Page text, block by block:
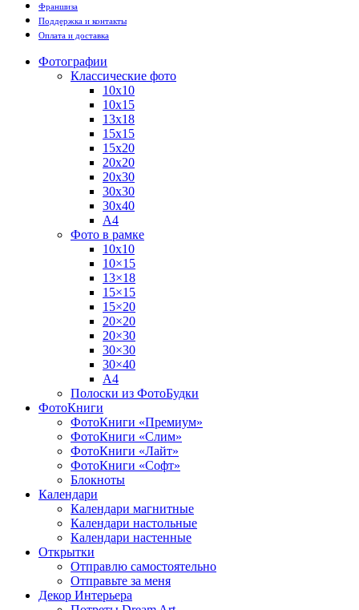
Франшиза
Поддержка и контакты
Оплата и доставка
Фотографии
Классические фото
10х10
10х15
13х18
15х15
15х20
20х20
20х30
30х30
30х40
А4
Фото в рамке
10х10
10×15
13×18
15×15
15×20
20×20
20×30
30×30
30×40
A4
Полоски из ФотоБудки
ФотоКниги
ФотоКниги «Премиум»
ФотоКниги «Слим»
ФотоКниги «Лайт»
ФотоКниги «Софт»
Блокноты
Календари
Календари магнитные
Календари настольные
Календари настенные
Открытки
Отправлю самостоятельно
Отправьте за меня
Декор Интерьера